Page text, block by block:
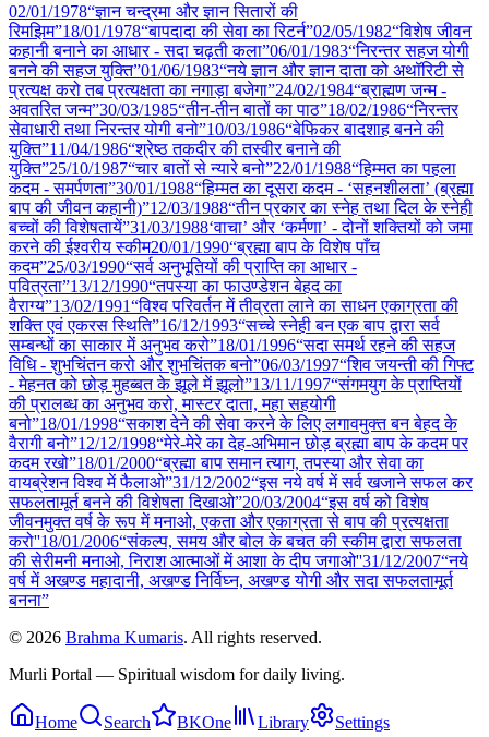
02/01/1978“ज्ञान चन्द्रमा और ज्ञान सितारों की
रिमझिम”18/01/1978“बापदादा की सेवा का रिटर्न”02/05/1982“विशेष जीवन
कहानी बनाने का आधार - सदा चढ़ती कला”06/01/1983“निरन्तर सहज योगी
बनने की सहज युक्ति”01/06/1983“नये ज्ञान और ज्ञान दाता को अथॉरिटी से
प्रत्यक्ष करो तब प्रत्यक्षता का नगाड़ा बजेगा”24/02/1984“ब्राह्मण जन्म -
अवतरित जन्म”30/03/1985“तीन-तीन बातों का पाठ”18/02/1986“निरन्तर
सेवाधारी तथा निरन्तर योगी बनो”10/03/1986“बेफिकर बादशाह बनने की
युक्ति”11/04/1986“श्रेष्ठ तकदीर की तस्वीर बनाने की
युक्ति”25/10/1987“चार बातों से न्यारे बनो”22/01/1988“हिम्मत का पहला
कदम - समर्पणता”30/01/1988“हिम्मत का दूसरा कदम - ‘सहनशीलता’ (ब्रह्मा
बाप की जीवन कहानी)”12/03/1988“तीन प्रकार का स्नेह तथा दिल के स्नेही
बच्चों की विशेषतायें”31/03/1988‘वाचा’ और ‘कर्मणा’ - दोनों शक्तियों को जमा
करने की ईश्वरीय स्कीम20/01/1990“ब्रह्मा बाप के विशेष पाँच
कदम”25/03/1990“सर्व अनुभूतियों की प्राप्ति का आधार -
पवित्रता”13/12/1990“तपस्या का फाउण्डेशन बेहद का
वैराग्य”13/02/1991“विश्व परिवर्तन में तीव्रता लाने का साधन एकाग्रता की
शक्ति एवं एकरस स्थिति”16/12/1993“सच्चे स्नेही बन एक बाप द्वारा सर्व
सम्बन्धों का साकार में अनुभव करो”18/01/1996“सदा समर्थ रहने की सहज
विधि - शुभचिंतन करो और शुभचिंतक बनो”06/03/1997“शिव जयन्ती की गिफ्ट
- मेहनत को छोड़ मुहब्बत के झूले में झूलो”13/11/1997“संगमयुग के प्राप्तियों
की प्रालब्ध का अनुभव करो, मास्टर दाता, महा सहयोगी
बनो”18/01/1998“सकाश देने की सेवा करने के लिए लगावमुक्त बन बेहद के
वैरागी बनो”12/12/1998“मेरे-मेरे का देह-अभिमान छोड़ ब्रह्मा बाप के कदम पर
कदम रखो”18/01/2000“ब्रह्मा बाप समान त्याग, तपस्या और सेवा का
वायब्रेशन विश्व में फैलाओ”31/12/2002“इस नये वर्ष में सर्व खजाने सफल कर
सफलतामूर्त बनने की विशेषता दिखाओ”20/03/2004“इस वर्ष को विशेष
जीवनमुक्त वर्ष के रूप में मनाओ, एकता और एकाग्रता से बाप की प्रत्यक्षता
करो''18/01/2006“संकल्प, समय और बोल के बचत की स्कीम द्वारा सफलता
की सेरीमनी मनाओ, निराश आत्माओं में आशा के दीप जगाओ''31/12/2007“नये
वर्ष में अखण्ड महादानी, अखण्ड निर्विघ्न, अखण्ड योगी और सदा सफलतामूर्त
बनना”
© 2026 Brahma Kumaris. All rights reserved.
Murli Portal — Spiritual wisdom for daily living.
Home Search BKOne Library Settings